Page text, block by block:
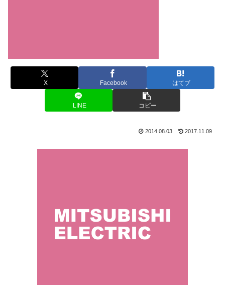
X Facebook はてブ
LINE コピー
2014.08.03 2017.11.09